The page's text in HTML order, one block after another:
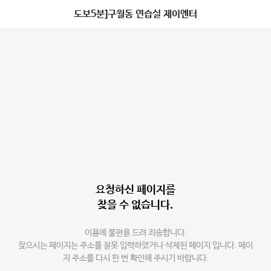
도보5분]구월동 연습실 제이엔터
요청하신 페이지를
찾을 수 없습니다.
이용에 불편을 드려 죄송합니다.
찾으시는 페이지는 주소를 잘못 입력하였거나 삭제된 페이지 입니다. 페이
지 주소를 다시 한 번 확인해 주시기 바랍니다.